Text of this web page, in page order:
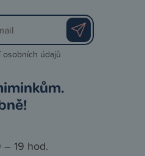
osobních údajů
19 hod.